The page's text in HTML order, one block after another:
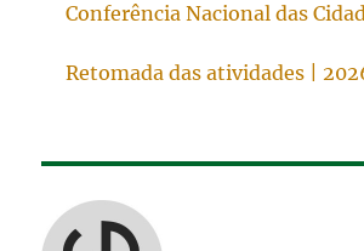
Conferência Nacional das
Retomada das atividades |